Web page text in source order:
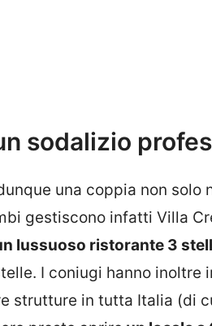
sodalizio
una coppia non
gestiscono infatti Villa
lussuoso ristorante 3
I coniugi hanno
strutture in tutta Italia (di